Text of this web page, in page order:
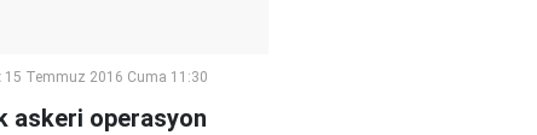
15 Temmuz 2016 Cuma 11:30
askeri operasyon